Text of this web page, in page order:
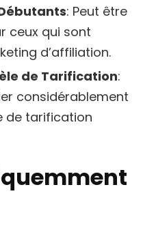
: Peut être
ceux qui sont
d’affiliation.
de Tarification:
considérablement
de tarification